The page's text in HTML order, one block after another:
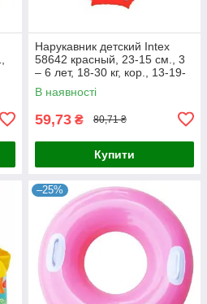
Нарукавник детский Intex
58642 красный, 23-15 см., 3
– 6 лет, 18-30 кг, кор., 13-19-
2,5 см.
В наявності
59,73 ₴ 80,71 ₴
Купити
–25%